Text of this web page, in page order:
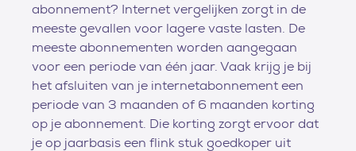
abonnement? Internet vergelijken zorgt in de
meeste gevallen voor lagere vaste lasten. De
meeste abonnementen worden aangegaan
voor een periode van één jaar. Vaak krijg je bij
het afsluiten van je internetabonnement een
periode van 3 maanden of 6 maanden korting
op je abonnement. Die korting zorgt ervoor dat
je op jaarbasis een flink stuk goedkoper uit